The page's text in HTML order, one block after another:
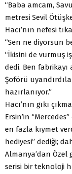
“Baba amcam,
metresi Sevil
Hacı’nın nefesi
“Sen ne diyorsun
“İkisini de vurmuş
dedi. Ben fabrikayı
Şoförü
hazırlanıyor.”
Hacı’nın gıkı
Ersin’in
en fazla kıymet
hediyesi” dediği;
Almanya’dan
serisi bir teknoloji